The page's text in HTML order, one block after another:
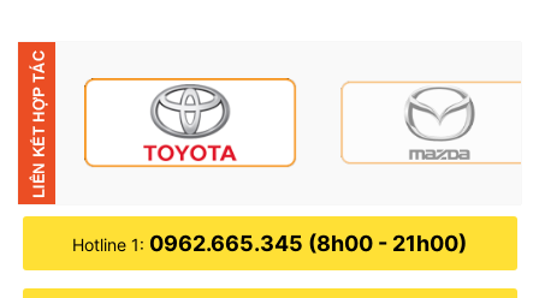
Hotline 1: 0962.665.345 (8h00 - 21h00)